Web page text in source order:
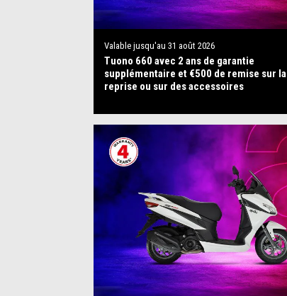
Valable jusqu'au 31 août 2026
Tuono 660 avec 2 ans de garantie
supplémentaire et €500 de remise sur la
reprise ou sur des accessoires